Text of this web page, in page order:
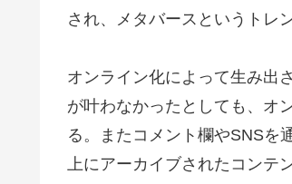
され、メタバースというトレ
オンライン化によって生み出
が叶わなかったとしても、オ
る。またコメント欄やSNSを
上にアーカイブされたコンテ